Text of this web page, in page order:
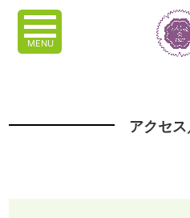
MENU
アクセ